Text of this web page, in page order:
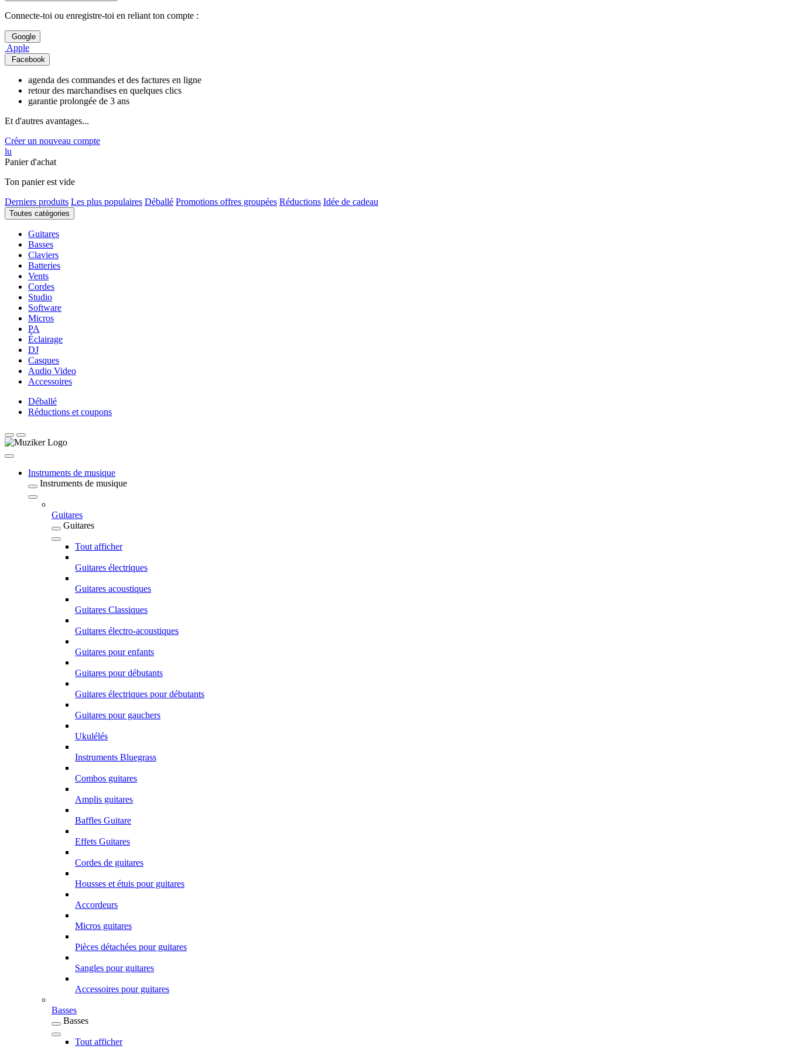
Connecte-toi ou enregistre-toi en reliant ton compte :
Google
Apple
Facebook
agenda des commandes et des factures en ligne
retour des marchandises en quelques clics
garantie prolongée de 3 ans
Et d'autres avantages...
Créer un nouveau compte
lu
Panier d'achat
Ton panier est vide
Derniers produits Les plus populaires Déballé Promotions offres groupées Réductions Idée de cadeau
Toutes catégories
Guitares
Basses
Claviers
Batteries
Vents
Cordes
Studio
Software
Micros
PA
Éclairage
DJ
Casques
Audio Video
Accessoires
Déballé
Réductions et coupons
Instruments de musique
Instruments de musique
Guitares
Guitares
Tout afficher
Guitares électriques
Guitares acoustiques
Guitares Classiques
Guitares électro-acoustiques
Guitares pour enfants
Guitares pour débutants
Guitares électriques pour débutants
Guitares pour gauchers
Ukulélés
Instruments Bluegrass
Combos guitares
Amplis guitares
Baffles Guitare
Effets Guitares
Cordes de guitares
Housses et étuis pour guitares
Accordeurs
Micros guitares
Pièces détachées pour guitares
Sangles pour guitares
Accessoires pour guitares
Basses
Basses
Tout afficher